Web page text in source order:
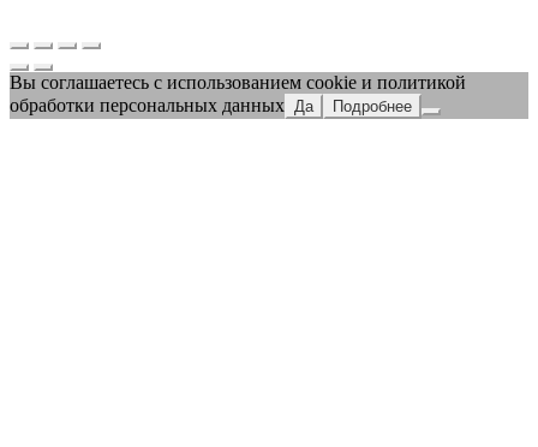
Вы соглашаетесь с использованием cookie и политикой
обработки персональных данных Да Подробнее